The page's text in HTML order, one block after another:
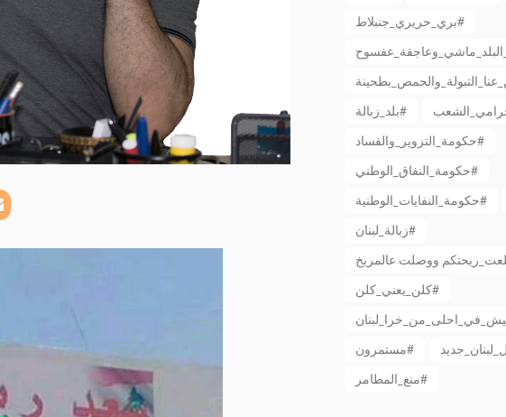
بري_حريري_جنبلاط#
بلد_زبالة#
حكومة_التزوير_والفساد#
حكومة_النفاق_الوطني#
حكومة_النفايات_الوطنية#
زبالة_لبنان#
كلن_يعني_كلن#
مستمرون#
منع_المطامر#